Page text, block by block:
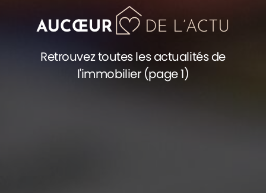
Retrouvez toutes les actualités de
l'immobilier (page 1)